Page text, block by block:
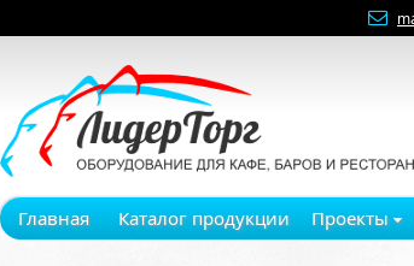
Главная Каталог продукции Проекты